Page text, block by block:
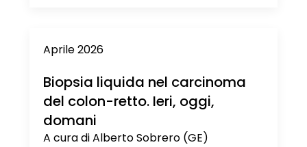
Aprile 2026
Biopsia liquida nel carcinoma
del colon-retto. Ieri, oggi,
domani
A cura di Alberto Sobrero (GE)